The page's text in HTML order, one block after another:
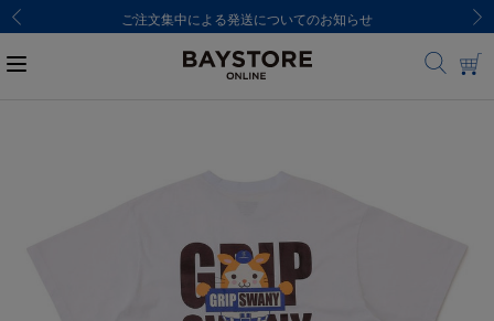
ご注文集中による発送についてのお知らせ